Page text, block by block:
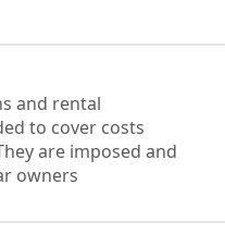
and rental
to cover costs
are imposed and
owners